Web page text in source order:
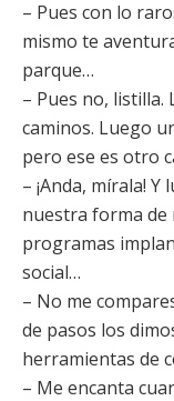
– Pues con lo
mismo te
parque…
– Pues no, listilla.
caminos. Luego
pero ese es otro
– ¡Anda, mírala!
nuestra forma
programas
social…
– No me
de pasos los
herramientas de
– Me encanta